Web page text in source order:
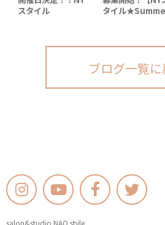
スタイル
モデル ・ダンサー♪
タイル
ンサー/ パフォ
残席10名 早割・
典あり。
ブログ一覧に